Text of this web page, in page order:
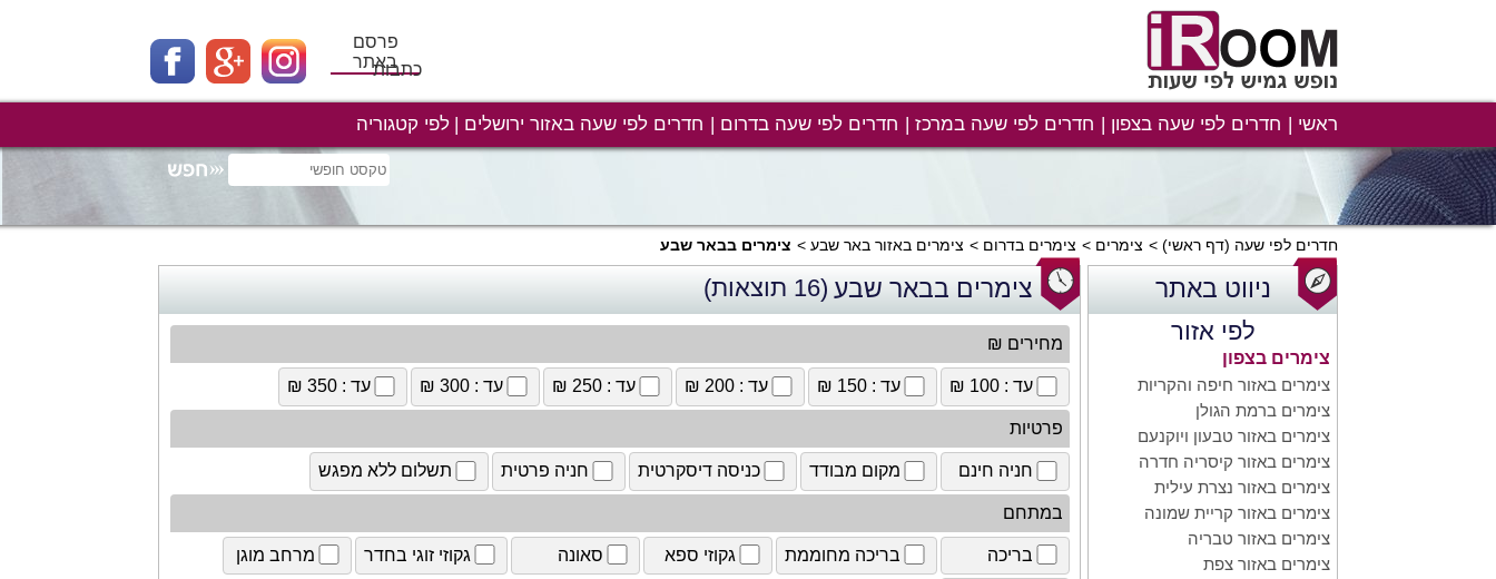
פרסם
באתרכתבות
ראשי חדרים לפי שעה בצפון חדרים לפי שעה במרכז חדרים לפי שעה בדרום חדרים לפי שעה באזור ירושלים לפי קטגוריה
חדרים לפי שעה (דף ראשי) צימרים צימרים בדרום צימרים באזור באר שבע צימרים בבאר שבע
ניווט באתר
לפי אזור
צימרים בצפון
צימרים באזור חיפה והקריות
צימרים ברמת הגולן
צימרים באזור טבעון ויוקנעם
צימרים באזור קיסריה חדרה
צימרים באזור נצרת עילית
צימרים באזור קריית שמונה
צימרים באזור טבריה
צימרים באזור צפת
צימרים בבאר שבע (16 תוצאות)
מחירים ₪
עד : 100 ₪ עד : 150 ₪ עד : 200 ₪ עד : 250 ₪ עד : 300 ₪ עד : 350 ₪
פרטיות
חניה חינם מקום מבודד כניסה דיסקרטית חניה פרטית תשלום ללא מפגש
במתחם
בריכה בריכה מחוממת גקוזי ספא סאונה גקוזי זוגי בחדר מרחב מוגן